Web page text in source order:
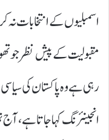
اسمبلیوں کے انتخابات نہ
مقبولیت کے پیش نظر جو
رہی ہے وہ پاکستان کی
انجینئرنگ کہا جاتا ہے،